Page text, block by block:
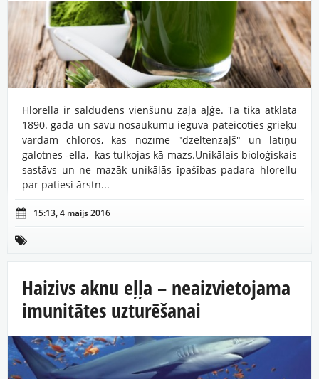
Hlorella ir saldūdens vienšūnu zaļā aļģe. Tā tika atklāta
1890. gada un savu nosaukumu ieguva pateicoties grieķu
vārdam chloros, kas nozīmē "dzeltenzaļš" un latīņu
galotnes -ella, kas tulkojas kā mazs.Unikālais bioloģiskais
sastāvs un ne mazāk unikālās īpašības padara hlorellu
par patiesi ārstn...
 15:13, 4 maijs 2016

Haizivs aknu eļļa – neaizvietojama
imunitātes uzturēšanai